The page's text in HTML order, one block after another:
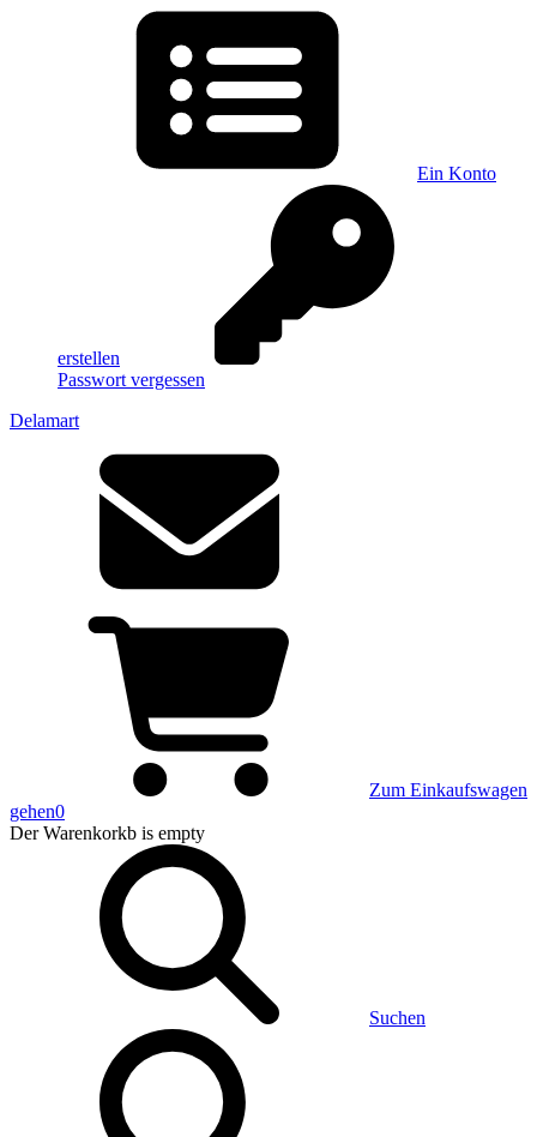
Ein Konto
erstellen
Passwort vergessen
Delamart
Zum Einkaufswagen
gehen0
Der Warenkorkb is empty
Suchen